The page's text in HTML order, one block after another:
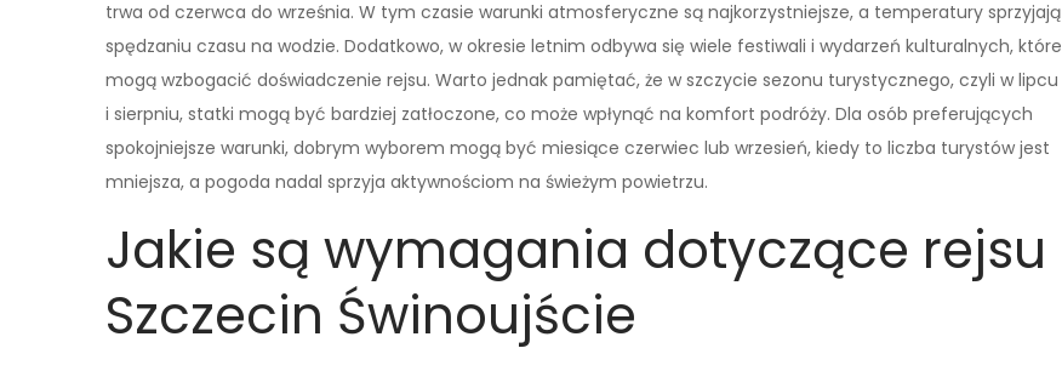
trwa od czerwca do września. W tym czasie warunki atmosferyczne są najkorzystniejsze, a temperatury sprzyjają
spędzaniu czasu na wodzie. Dodatkowo, w okresie letnim odbywa się wiele festiwali i wydarzeń kulturalnych, które
mogą wzbogacić doświadczenie rejsu. Warto jednak pamiętać, że w szczycie sezonu turystycznego, czyli w lipcu
i sierpniu, statki mogą być bardziej zatłoczone, co może wpłynąć na komfort podróży. Dla osób preferujących
spokojniejsze warunki, dobrym wyborem mogą być miesiące czerwiec lub wrzesień, kiedy to liczba turystów jest
mniejsza, a pogoda nadal sprzyja aktywnościom na świeżym powietrzu.
Jakie są wymagania dotyczące rejsu
Szczecin Świnoujście